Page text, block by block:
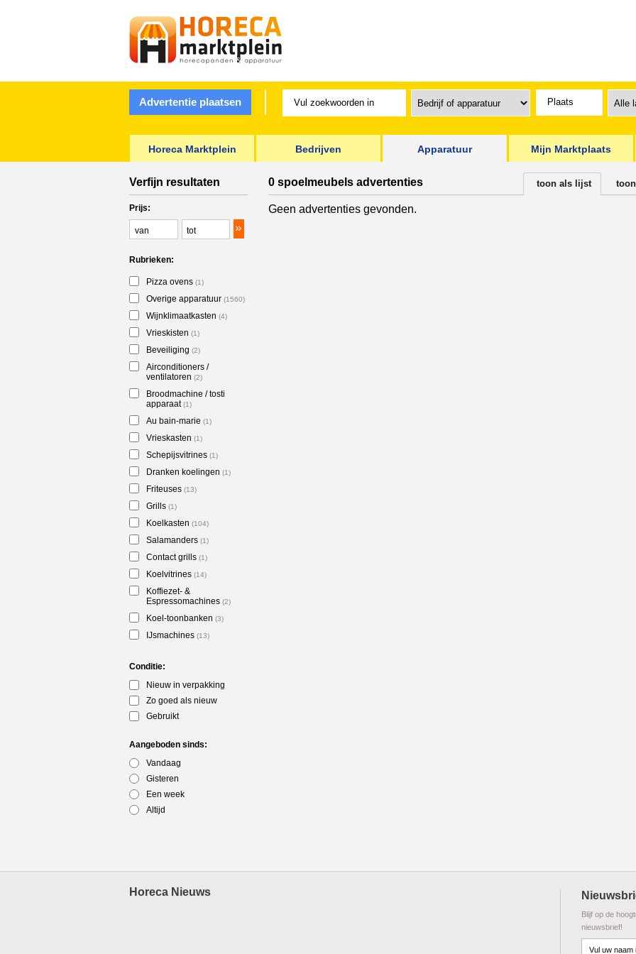
Advertentie plaatsen
Horeca Marktplein Bedrijven Apparatuur Mijn Marktplaats
Verfijn resultaten
Prijs:
Rubrieken:
Pizza ovens (1)
Overige apparatuur (1560)
Wijnklimaatkasten (4)
Vrieskisten (1)
Beveiliging (2)
Airconditioners /
ventilatoren (2)
Broodmachine / tosti
apparaat(1)
Au bain-marie (1)
Vrieskasten (1)
Schepijsvitrines (1)
Dranken koelingen (1)
Friteuses (13)
Grills (1)
Koelkasten (104)
Salamanders (1)
Contact grills (1)
Koelvitrines (14)
Koffiezet- &
Espressomachines (2)
Koel-toonbanken (3)
IJsmachines (13)
Conditie:
Nieuw in verpakking
Zo goed als nieuw
Gebruikt
Aangeboden sinds:
Vandaag
Gisteren
Een week
Altijd
0 spoelmeubels advertenties toon als lijst
Geen advertenties gevonden.
Horeca Nieuws
Blijf op de
nieuwsbrief!